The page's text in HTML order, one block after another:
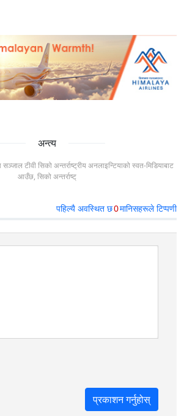
अन्त्य
टीवी सिको अन्तर्राष्ट्रीय अनलाइन्टियाको स्वत-मिडियाबाट
आउँछ, सिको अन्तर्राष्ट्
पहिल्यै अवस्थित छ0मानिसहरूले टिप्पणी